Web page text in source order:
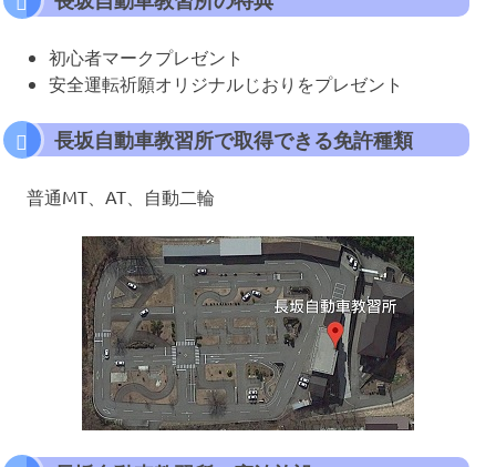
初心者マークプレゼント
安全運転祈願オリジナルじおりをプレゼント
長坂自動車教習所で取得できる免許種類
普通MT、AT、自動二輪